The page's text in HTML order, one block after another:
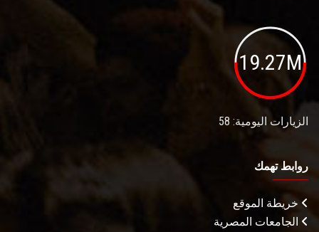
19.27M
الزيارات اليومية: 58
روابط تهمك
خريطة الموقع
الجامعات المصرية